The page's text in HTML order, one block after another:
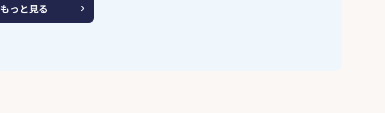
もっと見る